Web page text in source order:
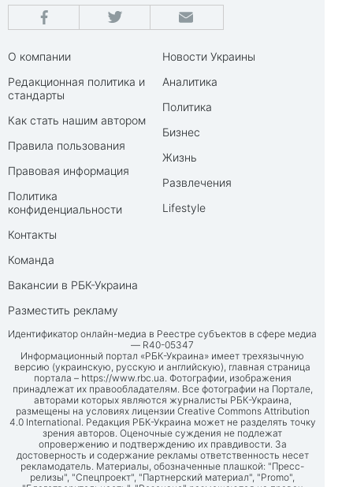
О компании
Редакционная политика и
стандарты
Как стать нашим автором
Правила пользования
Правовая информация
Политика
конфиденциальности
Контакты
Команда
Вакансии в РБК-Украина
Разместить рекламу
Новости Украины
Аналитика
Политика
Бизнес
Жизнь
Развлечения
Lifestyle
Идентификатор онлайн-медиа в Реестре субъектов в сфере медиа
— R40-05347
Информационный портал «РБК-Украина» имеет трехязычную
версию (украинскую, русскую и английскую), главная страница
портала – https://www.rbc.ua. Фотографии, изображения
принадлежат их правообладателям. Все фотографии на Портале,
авторами которых являются журналисты РБК-Украина,
размещены на условиях лицензии Creative Commons Attribution
4.0 International. Редакция РБК-Украина может не разделять точку
зрения авторов. Оценочные суждения не подлежат
опровержению и подтверждению их правдивости. За
достоверность и содержание рекламы ответственность несет
рекламодатель. Материалы, обозначенные плашкой: "Пресс-
релизы", "Спецпроект", "Партнерский материал", "Promo",